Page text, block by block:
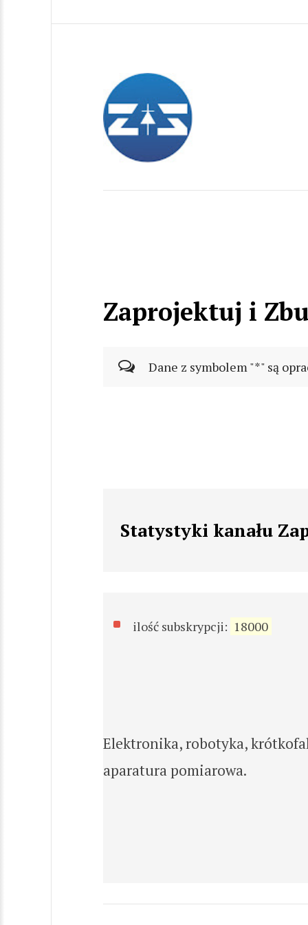
Zaprojektuj i
Dane z symbolem "*" są
Statystyki kanału
ilość subskrypcji: 18000
Elektronika, robotyka,
aparatura pomiarowa.